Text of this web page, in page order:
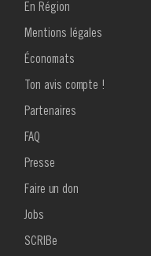
pour
Rapport
d’activités
En Région
Mentions légales
Économats
Ton avis compte !
MENU
FOOTER
Partenaires
FAQ
Presse
Faire un don
Jobs
SCRIBe